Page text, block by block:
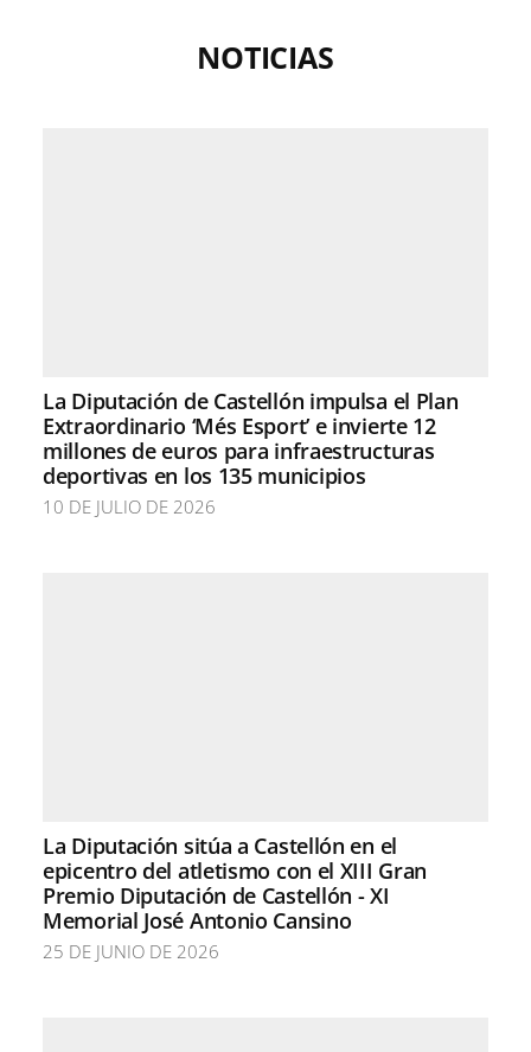
NOTICIAS
La Diputación de Castellón impulsa el Plan
Extraordinario ‘Més Esport’ e invierte 12
millones de euros para infraestructuras
deportivas en los 135 municipios
10 DE JULIO DE 2026
La Diputación sitúa a Castellón en el
epicentro del atletismo con el XIII Gran
Premio Diputación de Castellón - XI
Memorial José Antonio Cansino
25 DE JUNIO DE 2026